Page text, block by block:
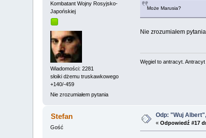
Kombatant Wojny Rosyjsko-
Japońskiej
Wiadomości: 2281
słoiki dżemu truskawkowego
+140/-459
Nie zrozumiałem pytania
Może Marusia?
Nie zrozumiałem
Węgiel to antracyt.
Stefan
Gość
Odp: "Wuj
«Odpowiedź #17